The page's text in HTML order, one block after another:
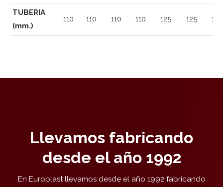
TUBERIA
(mm.)
110 110 110 110 125 125
Llevamos fabricando
desde el año 1992
En Europlast llevamos desde el año 1992 fabricando